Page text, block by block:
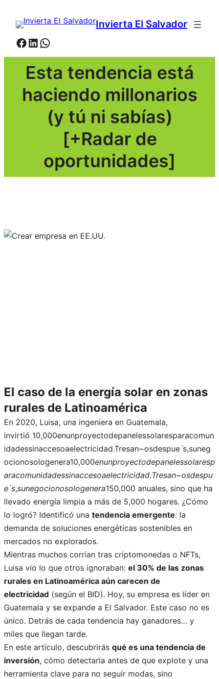
contenido
Invierta El Salvador
Facebook
LinkedIn
WhatsApp
Esta tendencia está
haciendo millonarios
(y tú ni sabías)
[+Radar de
oportunidades]
El caso de la energía solar en zonas
rurales de Latinoamérica
En 2020, Luisa, una ingeniera en Guatemala,
invirtió 10,000enunproyectodepanelessolaresparacomun
idadessinaccesoaelectricidad.Tresan~osdespueˊs,suneg
ocionosologenera10,000enunproyectodepanelessolaresp
aracomunidadessinaccesoaelectricidad.Tresan~osdespu
eˊs,sunegocionosologenera150,000 anuales, sino que ha
llevado energía limpia a más de 5,000 hogares. ¿Cómo
lo logró? Identificó una tendencia emergente: la
demanda de soluciones energéticas sostenibles en
mercados no explorados.
Mientras muchos corrían tras criptomonedas o NFTs,
Luisa vio lo que otros ignoraban: el 30% de las zonas
rurales en Latinoamérica aún carecen de
electricidad (según el BID). Hoy, su empresa es líder en
Guatemala y se expande a El Salvador. Este caso no es
único. Detrás de cada tendencia hay ganadores… y
miles que llegan tarde.
En este artículo, descubrirás qué es una tendencia de
inversión, cómo detectarla antes de que explote y una
herramienta clave para no seguir modas, sino